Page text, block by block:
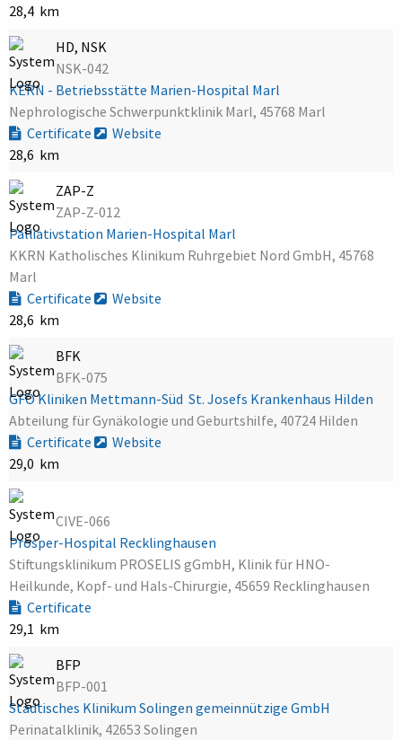
28,4 km
HD, NSK
NSK-042
KERN - Betriebsstätte Marien-Hospital Marl
Nephrologische Schwerpunktklinik Marl, 45768 Marl
Certificate
Website
28,6 km
ZAP-Z
ZAP-Z-012
Palliativstation Marien-Hospital Marl
KKRN Katholisches Klinikum Ruhrgebiet Nord GmbH, 45768
Marl
Certificate
Website
28,6 km
BFK
BFK-075
GFO Kliniken Mettmann-Süd  St. Josefs Krankenhaus Hilden
Abteilung für Gynäkologie und Geburtshilfe, 40724 Hilden
Certificate
Website
29,0 km
CIVE-066
Prosper-Hospital Recklinghausen
Stiftungsklinikum PROSELIS gGmbH, Klinik für HNO-
Heilkunde, Kopf- und Hals-Chirurgie, 45659 Recklinghausen
Certificate
29,1 km
BFP
BFP-001
Städtisches Klinikum Solingen gemeinnützige GmbH
Perinatalklinik, 42653 Solingen